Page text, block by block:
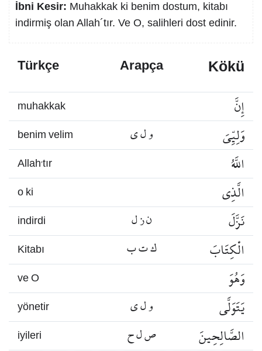
İbni Kesir: Muhakkak ki benim dostum, kitabı
indirmiş olan Allah´tır. Ve O, salihleri dost edinir.
Türkçe Arapça Kökü
muhakkak إِنَّ
benim velim و ل ي وَلِيِّيَ
Allah’tır اللَّهُ
o ki الَّذِي
indirdi ن ز ل نَزَّلَ
Kitabı ك ت ب الْكِتَابَ
ve O وَهُوَ
yönetir و ل ي يَتَوَلَّى
iyileri ص ل ح الصَّالِحِينَ